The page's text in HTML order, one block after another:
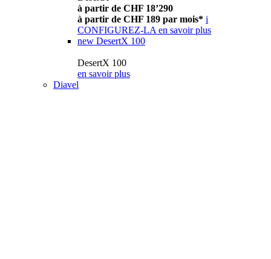
à partir de CHF 18’290
à partir de CHF 189 par mois* i
CONFIGUREZ-LA en savoir plus
new DesertX 100
DesertX 100
en savoir plus
Diavel